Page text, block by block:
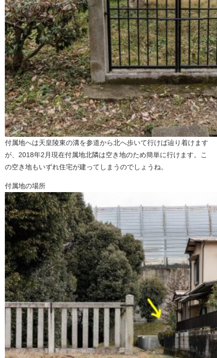
付属地へは天皇陵東の溝を参道から北へ歩いて行けば辿り着けます
が、2018年2月現在付属地北隣は空き地のため簡単に行けます。こ
の空き地もいずれ住宅が建ってしまうのでしょうね。
付属地の場所